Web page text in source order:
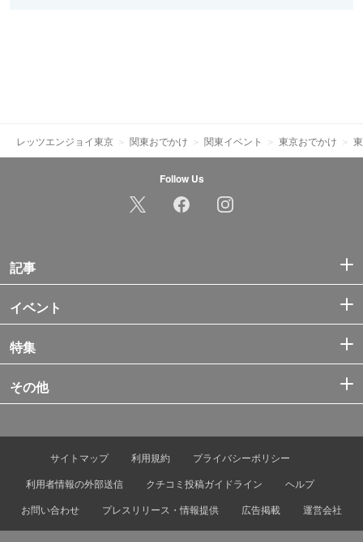
レッツエンジョイ東京 関東おでかけ 関東イベント 東京おでかけ
Follow Us
記事
イベント
特集
その他
サイトマップ 利用規約
プライバシーポリシー
利用者情報の外部送信
クチコミ投稿ガイドライン
ヘルプ
お問い合わせ
プレスリリース・情報提供 広告掲載 運営会社